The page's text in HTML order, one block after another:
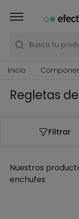
Busca tu
Inicio
Regletas
Filtrar
Nuestros
enchufes